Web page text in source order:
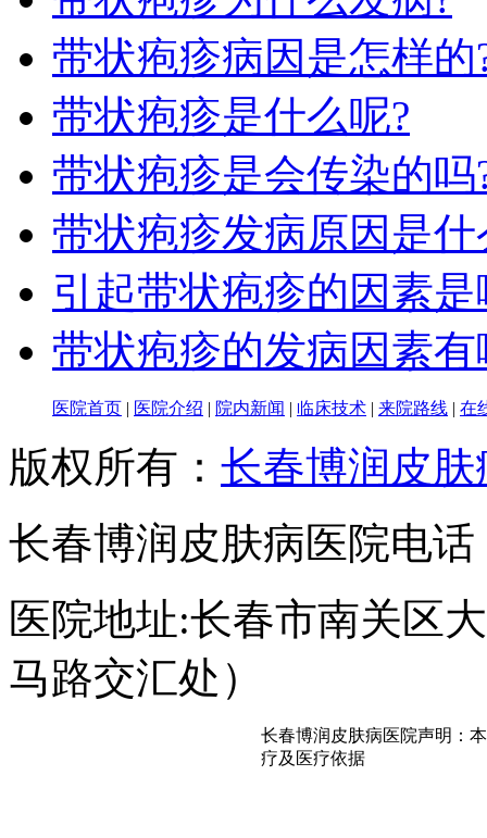
带状疱疹病因是怎样的
带状疱疹是什么呢?
带状疱疹是会传染的吗
带状疱疹发病原因是什
引起带状疱疹的因素是
带状疱疹的发病因素有
医院首页 | 医院介绍 | 院内新闻 | 临床技术 | 来院路线 | 在
版权所有： 长春博润皮肤
长春博润皮肤病医院电话
医院地址:长春市南关区
马路交汇处）
长春博润皮肤病医院声明：
疗及医疗依据